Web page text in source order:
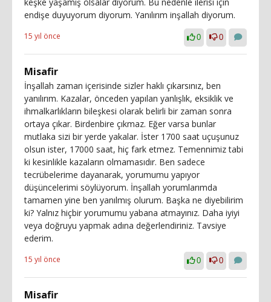
endişe duyuyorum diyorum. Yanılırım inşallah diyorum.
15 yıl önce 0 0
Misafir
İnşallah zaman içerisinde sizler haklı çıkarsınız, ben
yanılırım. Kazalar, önceden yapılan yanlışlık, eksiklik ve
ihmalkarlıkların bileşkesi olarak belirli bir zaman sonra
ortaya çıkar. Birdenbire çıkmaz. Eğer varsa bunlar
mutlaka sizi bir yerde yakalar. İster 1700 saat uçuşunuz
olsun ister, 17000 saat, hiç fark etmez. Temennimiz tabi
ki kesinlikle kazaların olmamasıdır. Ben sadece
tecrübelerime dayanarak, yorumumu yapıyor
düşüncelerimi söylüyorum. İnşallah yorumlarımda
tamamen yine ben yanılmış olurum. Başka ne diyebilirim
ki? Yalnız hiçbir yorumumu yabana atmayınız. Daha iyiyi
veya doğruyu yapmak adına değerlendiriniz. Tavsiye
ederim.
15 yıl önce 0 0
Misafir